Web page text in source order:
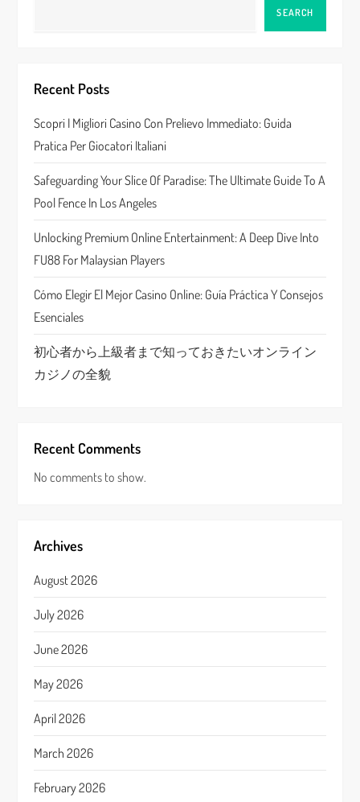
i
g
a
t
i
o
n
SEARCH
Recent Posts
Scopri I Migliori Casino Con Prelievo Immediato: Guida
Pratica Per Giocatori Italiani
Safeguarding Your Slice Of Paradise: The Ultimate Guide To A
Pool Fence In Los Angeles
Unlocking Premium Online Entertainment: A Deep Dive Into
FU88 For Malaysian Players
Cómo Elegir El Mejor Casino Online: Guía Práctica Y Consejos
Esenciales
初心者から上級者まで知っておきたいオンライン
カジノの全貌
Recent Comments
No comments to show.
Archives
August 2026
July 2026
June 2026
May 2026
April 2026
March 2026
February 2026